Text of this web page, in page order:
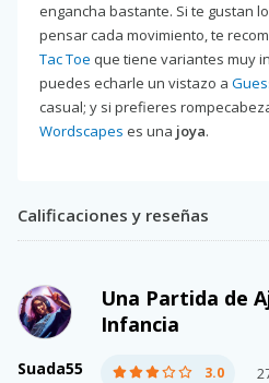
engancha bastante. Si te gustan
pensar cada movimiento, te
Tac Toe que tiene variantes muy
puedes echarle un vistazo a
casual; y si prefieres
Wordscapes es una joya.
Calificaciones y reseñas
Suada55
Una Partida de
Infancia
3.0